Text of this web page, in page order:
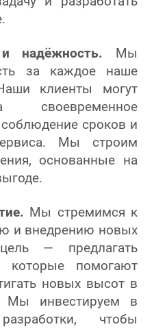
и надёжность. Мы
за каждое наше
клиенты могут
своевременное
сроков и
Мы строим
основанные на
Мы стремимся к
и внедрению новых
— предлагать
которые помогают
новых высот в
Мы инвестируем в
чтобы